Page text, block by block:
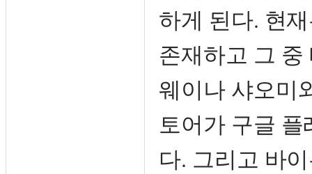
하게 된다. 현
존재하고 그 중
웨이나 샤오미
토어가 구글
다. 그리고 바